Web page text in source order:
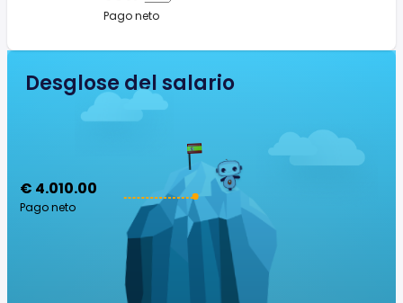
Pago neto
Desglose del salario
€ 4.010.00
Pago neto